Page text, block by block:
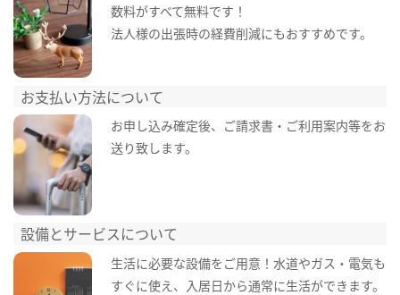
数料がすべて無料です！
法人様の出張時の経費削減にもおすすめです。
お支払い方法について
お申し込み確定後、ご請求書・ご利用案内等をお
送り致します。
設備とサービスについて
生活に必要な設備をご用意！水道やガス・電気も
すぐに使え、入居日から通常に生活ができます。